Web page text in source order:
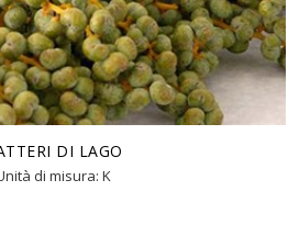
DI LAGO
di misura: K